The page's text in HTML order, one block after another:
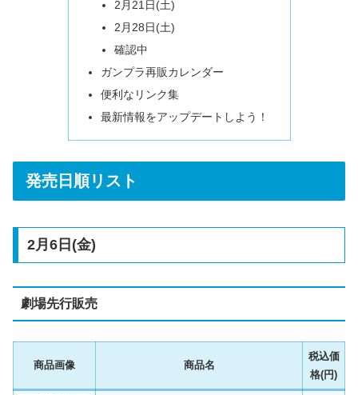
2月21日(土)
2月28日(土)
確認中
ガンプラ再販カレンダー
便利なリンク集
最新情報をアップデートしよう！
発売日順リスト
2月6日(金)
劇場先行販売
商品画像 商品名
税込価
格(円)